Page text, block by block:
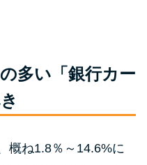
ックとは?判断の目
多い「銀行カー
概ね1.8％～14.6%に